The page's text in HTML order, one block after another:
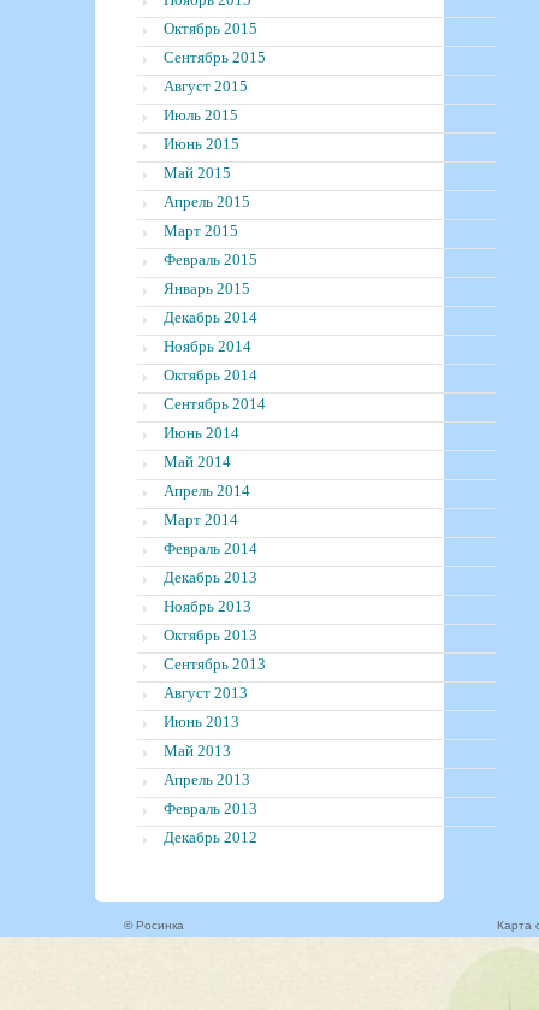
Октябрь 2015
Сентябрь 2015
Август 2015
Июль 2015
Июнь 2015
Май 2015
Апрель 2015
Март 2015
Февраль 2015
Январь 2015
Декабрь 2014
Ноябрь 2014
Октябрь 2014
Сентябрь 2014
Июнь 2014
Май 2014
Апрель 2014
Март 2014
Февраль 2014
Декабрь 2013
Ноябрь 2013
Октябрь 2013
Сентябрь 2013
Август 2013
Июнь 2013
Май 2013
Апрель 2013
Февраль 2013
Декабрь 2012
© Росинка Карта